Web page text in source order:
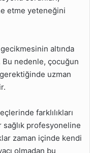
etme yeteneğini
altında
nedenle, çocuğun
uzman
farklılıkları
sağlık profesyoneline
zaman içinde kendi
olmadan bu